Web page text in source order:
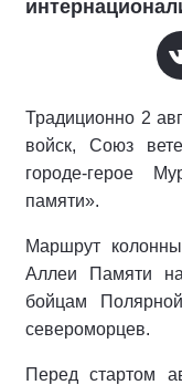
Традиционно 2
войск, Союз
городе-герое
памяти».
Маршрут
Аллеи Памяти
бойцам
североморцев.
Перед стартом